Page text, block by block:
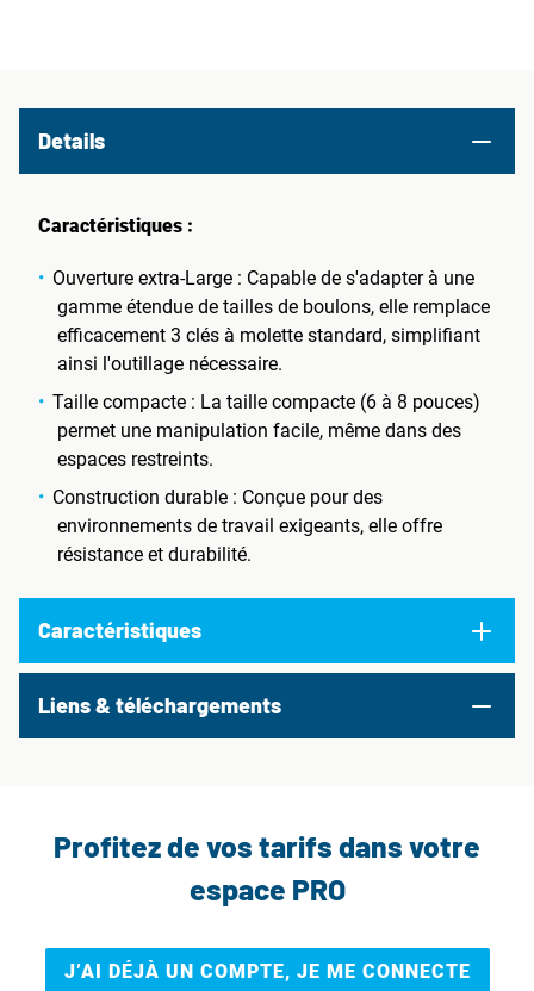
Details
Caractéristiques :
Ouverture extra-Large : Capable de s'adapter à une
gamme étendue de tailles de boulons, elle remplace
efficacement 3 clés à molette standard, simplifiant
ainsi l'outillage nécessaire.
Taille compacte : La taille compacte (6 à 8 pouces)
permet une manipulation facile, même dans des
espaces restreints.
Construction durable : Conçue pour des
environnements de travail exigeants, elle offre
résistance et durabilité.
Caractéristiques
Liens & téléchargements
Profitez de vos tarifs dans votre
espace PRO
J’AI DÉJÀ UN COMPTE, JE ME CONNECTE